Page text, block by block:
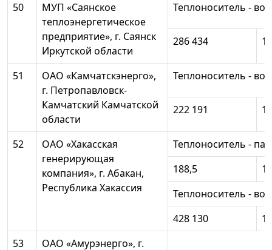
50
МУП «Саянское
теплоэнергетическое
предприятие», г. Саянск
Иркутской области
Теплоноситель -
286 434
51
ОАО «Камчатскэнерго»,
г. Петропавловск-
Камчатский Камчатской
области
Теплоноситель -
222 191
52
ОАО «Хакасская
генерирующая
компания», г. Абакан,
Республика Хакассия
Теплоноситель - пар
188,5
Теплоноситель -
428 130
53
ОАО «Амурэнерго», г.